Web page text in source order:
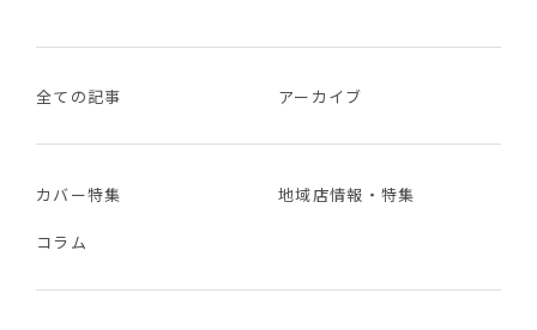
全ての記事 アーカイブ
カバー特集 地域店情報・特集
コラム